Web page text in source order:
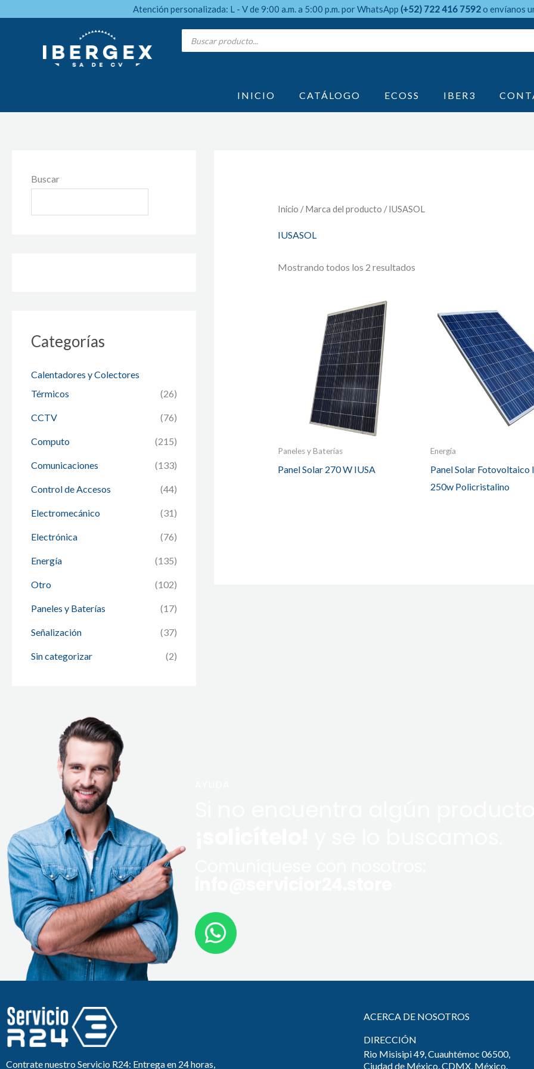
Atención personalizada: L - V de 9:00 a.m. a 5:00 p.m. por WhatsApp (+52) 722 416 7592o envíanos
Products
search
INICIO CATÁLOGO ECOSS IBER3
Buscar
Categorías
Calentadores y Colectores
Térmicos
(26)
CCTV (76)
Computo (215)
Comunicaciones (133)
Control de Accesos (44)
Electromecánico (31)
Electrónica (76)
Energía (135)
Otro (102)
Paneles y Baterías (17)
Señalización (37)
Sin categorizar (2)
Inicio / Marca del producto / IUSASOL
IUSASOL
Mostrando todos los 2 resultados
Paneles y Baterías
Panel Solar 270 W IUSA
Energía
Panel Solar Fotovoltaico
250w Policristalino
Contrate nuestro Servicio R24: Entrega en 24 horas,
ACERCA DE NOSOTROS
DIRECCIÓN
Rio Misisipi 49, Cuauhtémoc 06500,
Ciudad de México, CDMX, México.